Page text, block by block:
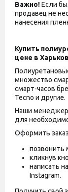
Важно!Если
продавец не
нанесения
Купить
цене в
множество
смарт-часов
Tecno и другие.
Наши
для
Оформить
позвонить
кликнув
написать
Instagram.